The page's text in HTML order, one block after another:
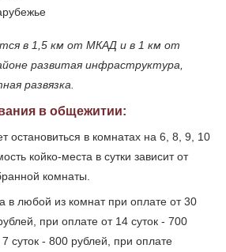
в 1,5 км от МКАД и в 1 км от
развитая инфраструктура,
развязка.
в общежитии:
остановиться в комнатах на 6, 8, 9, 10
койко-места в сутки зависит от
комнаты.
в любой из комнат при оплате от 30
при оплате от 14 суток - 700
суток - 800 рублей, при оплате